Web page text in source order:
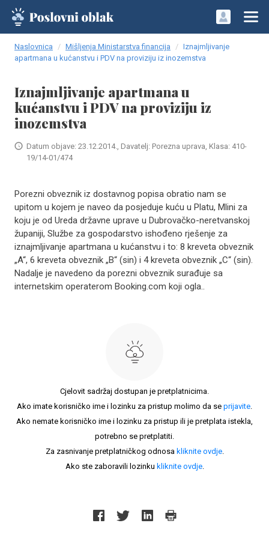
Naslovnica Mišljenja Ministarstva financija
Iznajmljivanje
apartmana u kućanstvu i PDV na proviziju iz inozemstva
Iznajmljivanje apartmana u
kućanstvu i PDV na proviziju iz
inozemstva
Datum objave: 23.12.2014., Davatelj: Porezna uprava, Klasa: 410-
19/14-01/474
Porezni obveznik iz dostavnog popisa obratio nam se
upitom u kojem je naveo da posjeduje kuću u Platu, Mlini za
koju je od Ureda državne uprave u Dubrovačko-neretvanskoj
županiji, Službe za gospodarstvo ishođeno rješenje za
iznajmljivanje apartmana u kućanstvu i to: 8 kreveta obveznik
„A“, 6 kreveta obveznik „B“ (sin) i 4 kreveta obveznik „C“ (sin).
Nadalje je navedeno da porezni obveznik surađuje sa
internetskim operaterom Booking.com koji ogla..
Cjelovit sadržaj dostupan je pretplatnicima.
Ako imate korisničko ime i lozinku za pristup molimo da se prijavite.
Ako nemate korisničko ime i lozinku za pristup ili je pretplata istekla,
potrebno se pretplatiti.
Za zasnivanje pretplatničkog odnosa kliknite ovdje.
Ako ste zaboravili lozinku kliknite ovdje.